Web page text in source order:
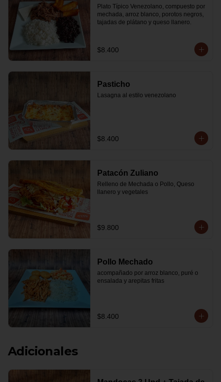
Plato Típico Venezolano, compuesto por
mechada, arroz blanco, porotos negros,
tajadas de plátano y queso llanero.
$8.400
Pasticho
Lasagna al estilo venezolano
$8.400
Patacón Zuliano
Relleno de Mechada o Pollo, Queso
llanero y vegetales
$9.800
Pollo Mechado
acompañado por arroz blanco, puré o
ensalada y arepitas fritas
$8.400
Adicionales